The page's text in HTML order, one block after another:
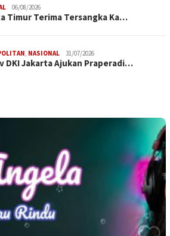
06/08/2026
Timur Terima Tersangka Ka…
, NASIONAL 31/07/2026
DKI Jakarta Ajukan Praperadi…